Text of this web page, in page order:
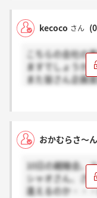
また、利益額に
疑問が残ります。
更に面接をした
不審点が多かっ
で終わりました
いように頑張っ
業では成長はし
kecoco さん
こちらの会社の
ますでしょうか？
また皆さん企画
おかむらさ～ん
10日の親睦会、
シャオさん、さ
逢えるのか・・